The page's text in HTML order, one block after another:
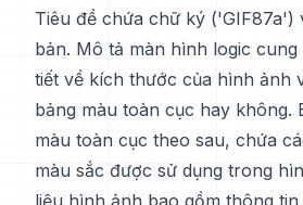
Tiêu đề chứa chữ ký ('GIF87a')
bản. Mô tả màn hình logic
tiết về kích thước của hình ảnh
bảng màu toàn cục hay không.
màu toàn cục theo sau, chứa
màu sắc được sử dụng trong
liệu hình ảnh bao gồm thông